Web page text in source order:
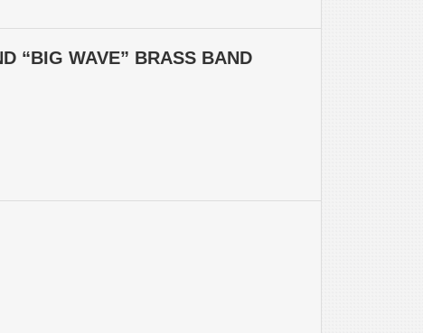
“BIG WAVE” BRASS BAND